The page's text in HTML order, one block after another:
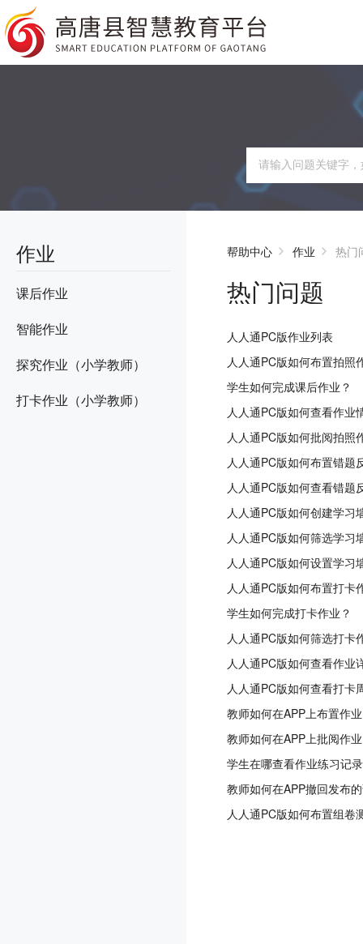
作业
课后作业
智能作业
探究作业（小学教师）
打卡作业（小学教师）
帮助中心 作业 热门
热门问题
人人通PC版作业列表
人人通PC版如何布置拍照
学生如何完成课后作业？
人人通PC版如何查看作业
人人通PC版如何批阅拍照
人人通PC版如何布置错题
人人通PC版如何查看错题
人人通PC版如何创建学习
人人通PC版如何筛选学习
人人通PC版如何设置学习
人人通PC版如何布置打卡
学生如何完成打卡作业？
人人通PC版如何筛选打卡
人人通PC版如何查看作业
人人通PC版如何查看打卡
教师如何在APP上布置作
教师如何在APP上批阅作
学生在哪查看作业练习记
教师如何在APP撤回发布
人人通PC版如何布置组卷